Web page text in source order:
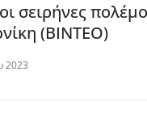
σειρήνες
(ΒΙΝΤΕΟ)
2023